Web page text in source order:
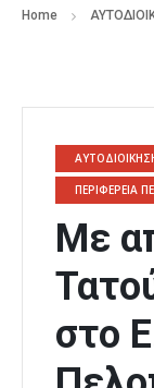
Home
ΠΕΡΙΦΕΡΕΙΑ
Με
στο